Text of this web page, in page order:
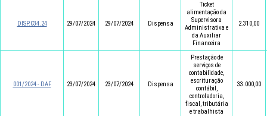
DISP.034.24 29/07/2024 29/07/2024 Dispensa
Ticket
alimentação da
Supervisora
Administrativa e
da Auxiliar
Financeira
2.310,00
001/2024 - DAF 23/07/2024 23/07/2024 Dispensa
Prestação de
serviços de
contabilidade,
escrituração
contábil,
controladoria,
fiscal, tributária
e trabalhista
33.000,00